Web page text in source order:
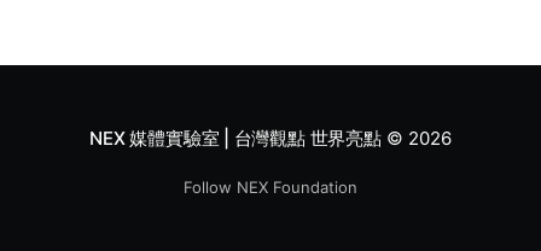
NEX 媒體實驗室 | 台灣觀點 世界亮點© 2026
Follow NEX Foundation